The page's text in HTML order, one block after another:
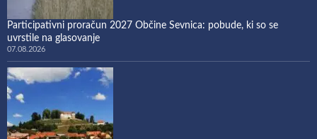
Participativni proračun 2027 Občine Sevnica: pobude, ki so se
uvrstile na glasovanje
07.08.2026